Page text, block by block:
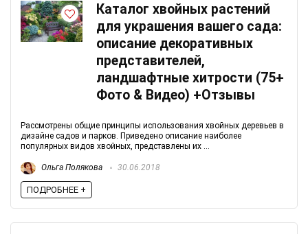
Каталог хвойных растений
для украшения вашего сада:
описание декоративных
представителей,
ландшафтные хитрости (75+
Фото & Видео) +Отзывы
Рассмотрены общие принципы использования хвойных деревьев в
дизайне садов и парков. Приведено описание наиболее
популярных видов хвойных, представлены их ...
Ольга Полякова 30.06.2018
ПОДРОБНЕЕ +